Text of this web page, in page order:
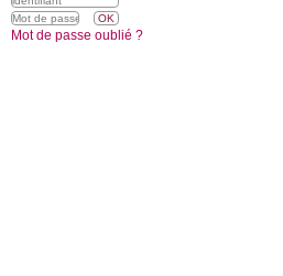
Mot de passe oublié ?